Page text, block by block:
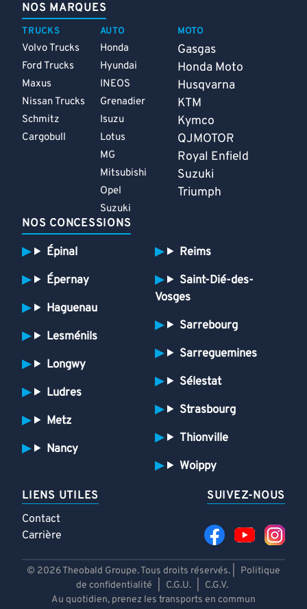
NOS MARQUES
TRUCKS
Volvo Trucks
Ford Trucks
Maxus
Nissan Trucks
Schmitz
Cargobull
AUTO
Honda
Hyundai
INEOS
Grenadier
Isuzu
Lotus
MG
Mitsubishi
Opel
Suzuki
MOTO
Gasgas
Honda Moto
Husqvarna
KTM
Kymco
QJMOTOR
Royal Enfield
Suzuki
Triumph
NOS CONCESSIONS
Épinal
Épernay
Haguenau
Lesménils
Longwy
Ludres
Metz
Nancy
Reims
Saint-Dié-des-
Vosges
Sarrebourg
Sarreguemines
Sélestat
Strasbourg
Thionville
Woippy
LIENS UTILES
Contact
Carrière
SUIVEZ-NOUS
© 2026 Theobald Groupe. Tous droits réservés. |
Politique
de confidentialité
C.G.U.
C.G.V.
Au quotidien, prenez les transports en commun